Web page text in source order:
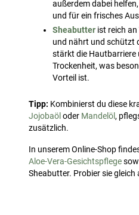
außerdem dabei
und für ein frisches
Sheabutter ist reich
und nährt und schützt
stärkt die Hautbarriere
Trockenheit, was
Vorteil ist.
Tipp: Kombinierst du diese
Jojobaöl oder Mandelöl ,
zusätzlich.
In unserem Online-Shop
Aloe-Vera-Gesichtspflege
Sheabutter. Probier sie gleich